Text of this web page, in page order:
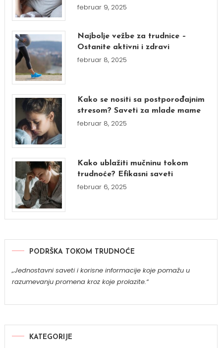
februar 9, 2025
Najbolje vežbe za trudnice –
Ostanite aktivni i zdravi
februar 8, 2025
Kako se nositi sa postporođajnim
stresom? Saveti za mlade mame
februar 8, 2025
Kako ublažiti mučninu tokom
trudnoće? Efikasni saveti
februar 6, 2025
PODRŠKA TOKOM TRUDNOĆE
„Jednostavni saveti i korisne informacije koje pomažu u
razumevanju promena kroz koje prolazite.“
KATEGORIJE